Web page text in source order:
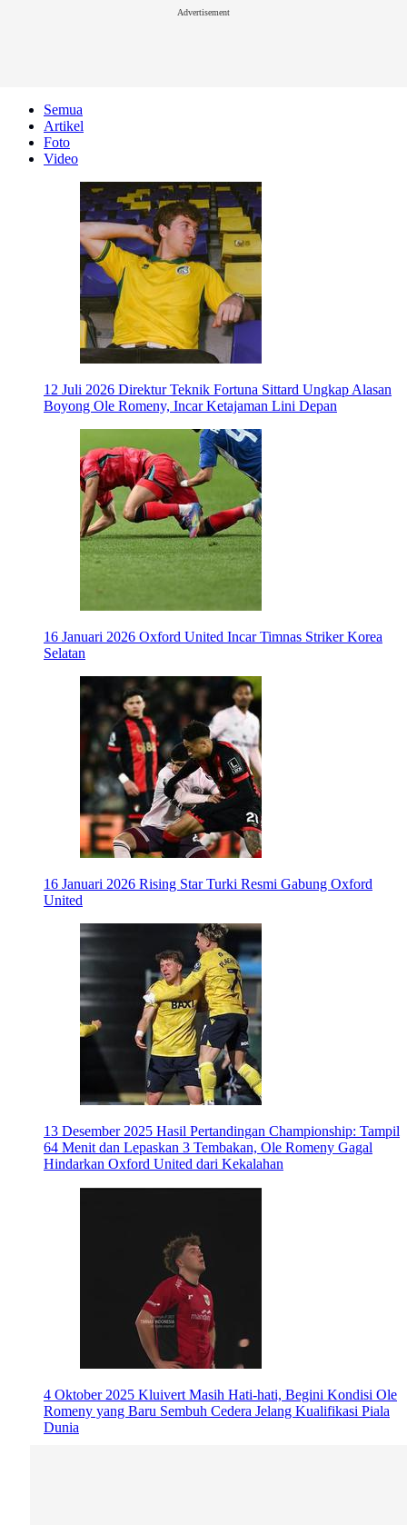
Advertisement
Semua
Artikel
Foto
Video
12 Juli 2026 Direktur Teknik Fortuna Sittard Ungkap Alasan
Boyong Ole Romeny, Incar Ketajaman Lini Depan
16 Januari 2026 Oxford United Incar Timnas Striker Korea
Selatan
16 Januari 2026 Rising Star Turki Resmi Gabung Oxford
United
13 Desember 2025 Hasil Pertandingan Championship: Tampil
64 Menit dan Lepaskan 3 Tembakan, Ole Romeny Gagal
Hindarkan Oxford United dari Kekalahan
4 Oktober 2025 Kluivert Masih Hati-hati, Begini Kondisi Ole
Romeny yang Baru Sembuh Cedera Jelang Kualifikasi Piala
Dunia